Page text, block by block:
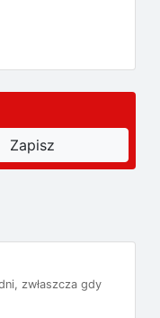
zwłaszcza gdy